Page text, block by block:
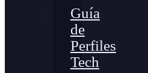
Guía
de
Perfiles
Tech